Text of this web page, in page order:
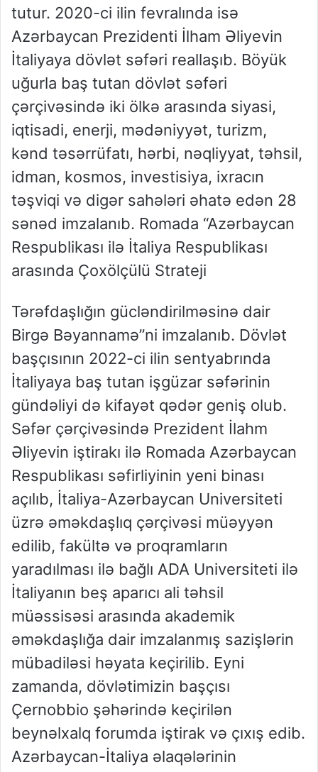
tutur. 2020-ci ilin fevralında isə
Azərbaycan Prezidenti İlham Əliyevin
İtaliyaya dövlət səfəri reallaşıb. Böyük
uğurla baş tutan dövlət səfəri
çərçivəsində iki ölkə arasında siyasi,
iqtisadi, enerji, mədəniyyət, turizm,
kənd təsərrüfatı, hərbi, nəqliyyat, təhsil,
idman, kosmos, investisiya, ixracın
təşviqi və digər sahələri əhatə edən 28
sənəd imzalanıb. Romada “Azərbaycan
Respublikası ilə İtaliya Respublikası
arasında Çoxölçülü Strateji
Tərəfdaşlığın gücləndirilməsinə dair
Birgə Bəyannamə”ni imzalanıb. Dövlət
başçısının 2022-ci ilin sentyabrında
İtaliyaya baş tutan işgüzar səfərinin
gündəliyi də kifayət qədər geniş olub.
Səfər çərçivəsində Prezident İlahm
Əliyevin iştirakı ilə Romada Azərbaycan
Respublikası səfirliyinin yeni binası
açılıb, İtaliya-Azərbaycan Universiteti
üzrə əməkdaşlıq çərçivəsi müəyyən
edilib, fakültə və proqramların
yaradılması ilə bağlı ADA Universiteti ilə
İtaliyanın beş aparıcı ali təhsil
müəssisəsi arasında akademik
əməkdaşlığa dair imzalanmış sazişlərin
mübadiləsi həyata keçirilib. Eyni
zamanda, dövlətimizin başçısı
Çernobbio şəhərində keçirilən
beynəlxalq forumda iştirak və çıxış edib.
Azərbaycan-İtaliya əlaqələrinin